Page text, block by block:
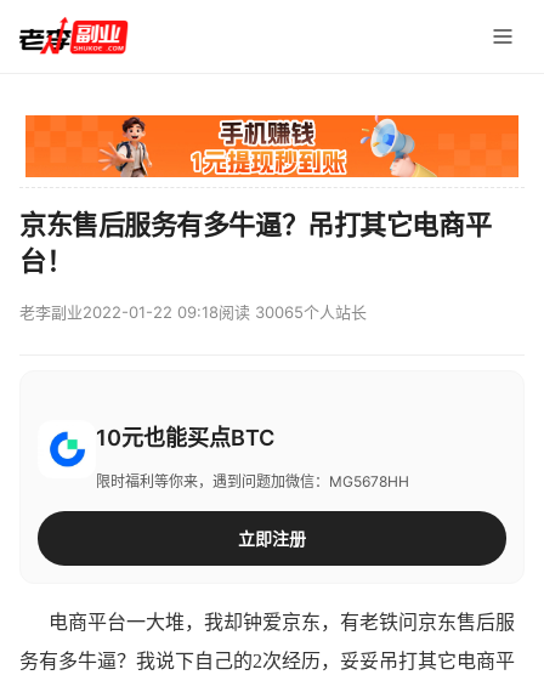
京东售后服务有多牛逼？吊打其它电商平
台！
老李副业2022-01-22 09:18阅读 30065个人站长
10元也能买点BTC
限时福利等你来，遇到问题加微信：MG5678HH
立即注册
电商平台一大堆，我却钟爱京东，有老铁问京东售后服
务有多牛逼？我说下自己的2次经历，妥妥吊打其它电商平